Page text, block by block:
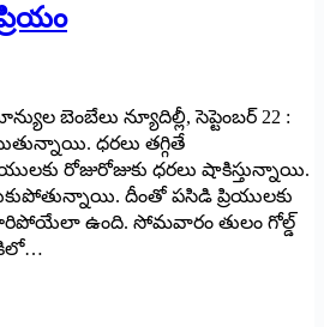
బెంబేలు న్యూదిల్లీ, సెప్టెంబర్ 22 :
ధరలు తగ్గితే
రోజురోజుకు ధరలు షాకిస్తున్నాయి.
దీంతో పసిడి ప్రియులకు
ఉంది. సోమవారం తులం గోల్డ్
కిలో…